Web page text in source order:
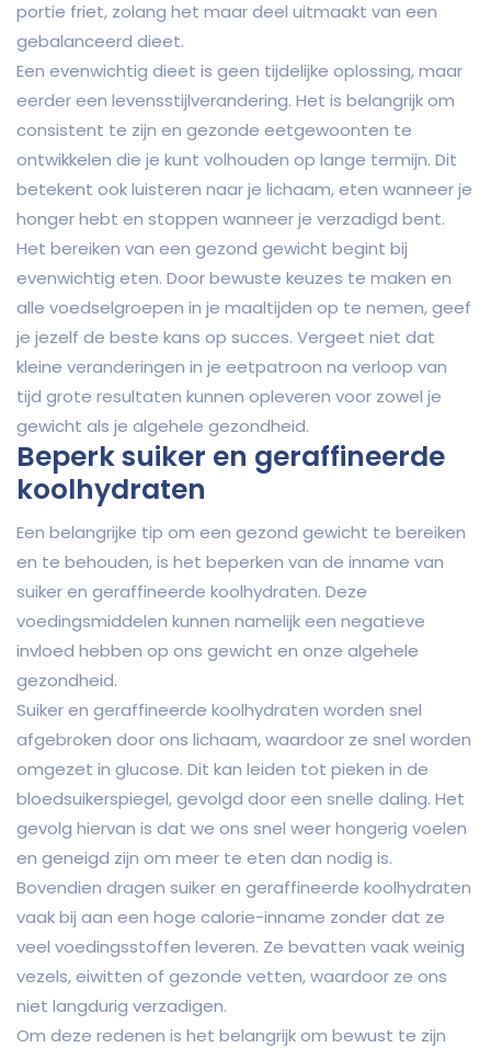
portie friet, zolang het maar deel uitmaakt van een
gebalanceerd dieet.
Een evenwichtig dieet is geen tijdelijke oplossing, maar
eerder een levensstijlverandering. Het is belangrijk om
consistent te zijn en gezonde eetgewoonten te
ontwikkelen die je kunt volhouden op lange termijn. Dit
betekent ook luisteren naar je lichaam, eten wanneer je
honger hebt en stoppen wanneer je verzadigd bent.
Het bereiken van een gezond gewicht begint bij
evenwichtig eten. Door bewuste keuzes te maken en
alle voedselgroepen in je maaltijden op te nemen, geef
je jezelf de beste kans op succes. Vergeet niet dat
kleine veranderingen in je eetpatroon na verloop van
tijd grote resultaten kunnen opleveren voor zowel je
gewicht als je algehele gezondheid.
Beperk suiker en geraffineerde
koolhydraten
Een belangrijke tip om een gezond gewicht te bereiken
en te behouden, is het beperken van de inname van
suiker en geraffineerde koolhydraten. Deze
voedingsmiddelen kunnen namelijk een negatieve
invloed hebben op ons gewicht en onze algehele
gezondheid.
Suiker en geraffineerde koolhydraten worden snel
afgebroken door ons lichaam, waardoor ze snel worden
omgezet in glucose. Dit kan leiden tot pieken in de
bloedsuikerspiegel, gevolgd door een snelle daling. Het
gevolg hiervan is dat we ons snel weer hongerig voelen
en geneigd zijn om meer te eten dan nodig is.
Bovendien dragen suiker en geraffineerde koolhydraten
vaak bij aan een hoge calorie-inname zonder dat ze
veel voedingsstoffen leveren. Ze bevatten vaak weinig
vezels, eiwitten of gezonde vetten, waardoor ze ons
niet langdurig verzadigen.
Om deze redenen is het belangrijk om bewust te zijn